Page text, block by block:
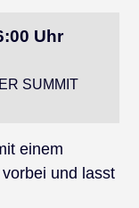
Uhr
SUMMIT
einem
und lasst